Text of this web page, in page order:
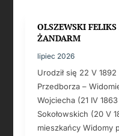
OLSZEWSKI
ŻANDARM
lipiec 2026
Urodził się 22 V
Przedborza –
Wojciecha (21 IV
Sokołowskich (20 V
mieszkańcy Widomy